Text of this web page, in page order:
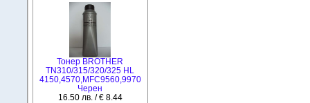
Тонер BROTHER
TN310/315/320/325 HL
4150,4570,MFC9560,9970
Черен
16.50 лв. / € 8.44